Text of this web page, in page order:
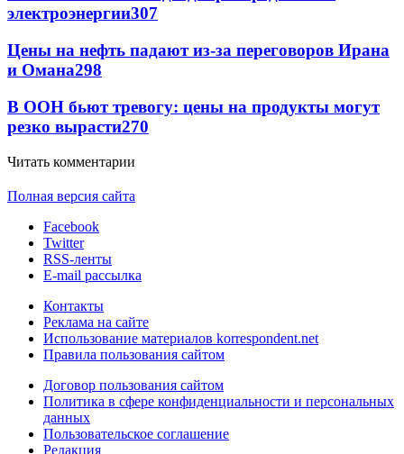
электроэнергии307
Цены на нефть падают из-за переговоров Ирана
и Омана298
В ООН бьют тревогу: цены на продукты могут
резко вырасти270
Читать комментарии
Полная версия сайта
Facebook
Twitter
RSS-ленты
E-mail рассылка
Контакты
Реклама на сайте
Использование материалов korrespondent.net
Правила пользования сайтом
Договор пользования сайтом
Политика в сфере конфиденциальности и персональных
данных
Пользовательское соглашение
Редакция